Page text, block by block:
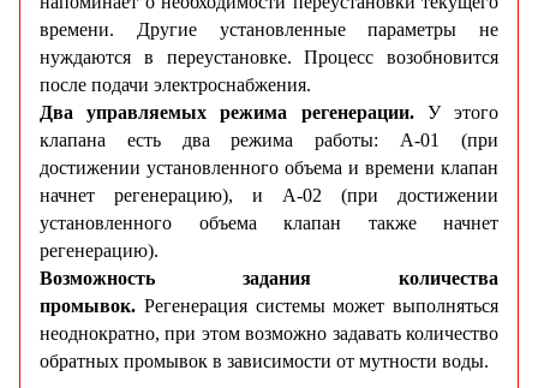
времени. Другие установленные параметры не
нуждаются в переустановке. Процесс возобновится
после подачи электроснабжения.
Два управляемых режима регенерации.У этого
клапана есть два режима работы: А-01 (при
достижении установленного объема и времени клапан
начнет регенерацию), и A-02 (при достижении
установленного объема клапан также начнет
регенерацию).
Возможность задания количества
промывок. Регенерация системы может выполняться
неоднократно, при этом возможно задавать количество
обратных промывок в зависимости от мутности воды.